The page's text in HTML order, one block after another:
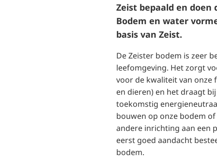
Zeist bepaald en doen
Bodem en water
basis van Zeist.
De Zeister bodem is zeer
leefomgeving. Het zorgt
voor de kwaliteit van onze
en dieren) en het draagt
toekomstig
bouwen op onze bodem
andere inrichting aan een
eerst goed aandacht
bodem.